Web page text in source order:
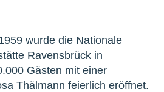
wurde die Nationale
Ravensbrück in
Gästen mit einer
Thälmann feierlich eröffnet.